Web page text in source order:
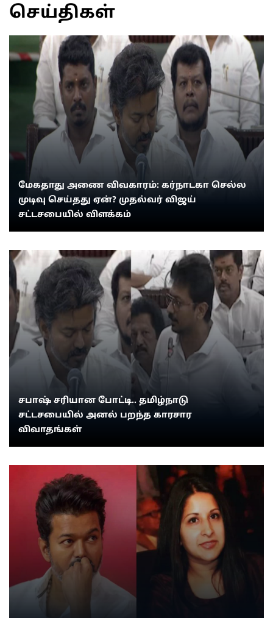
செய்திகள்
மேகதாது அணை விவகாரம்: கர்நாடகா செல்ல
முடிவு செய்தது ஏன்? முதல்வர் விஜய்
சட்டசபையில் விளக்கம்
சபாஷ் சரியான போட்டி.. தமிழ்நாடு
சட்டசபையில் அனல் பறந்த காரசார
விவாதங்கள்